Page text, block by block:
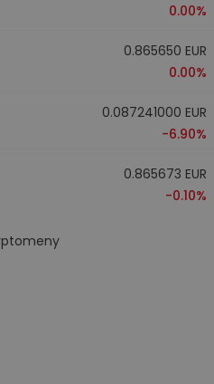
0.00%
0.865650 EUR
0.00%
0.087241000 EUR
-6.90%
0.865673 EUR
-0.10%